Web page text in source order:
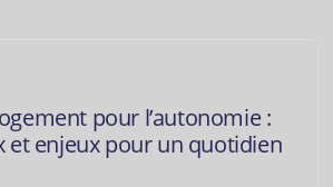
pour l’autonomie :
et enjeux pour un quotidien